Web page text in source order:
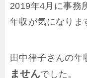
2019年4月に事務
年収が気になりま
田中律子さんの年
ませんでした。